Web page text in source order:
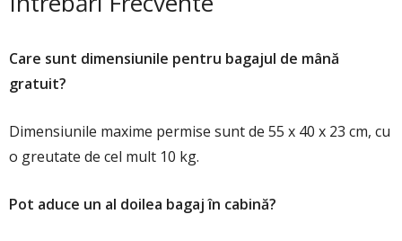
Care sunt dimensiunile pentru bagajul de mână
gratuit?
Dimensiunile maxime permise sunt de 55 x 40 x 23 cm, cu
o greutate de cel mult 10 kg.
Pot aduce un al doilea bagaj în cabină?